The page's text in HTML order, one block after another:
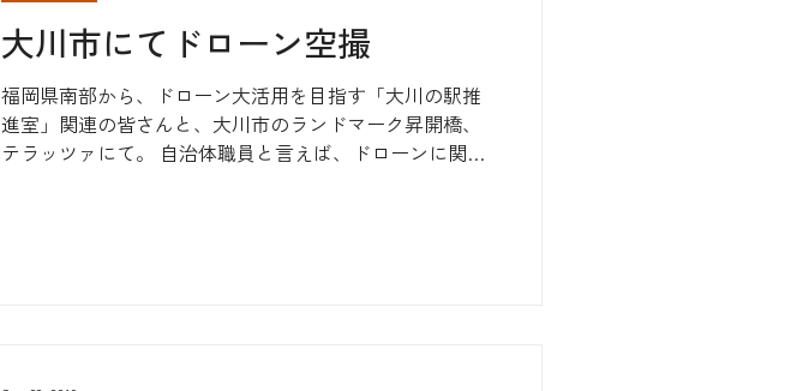
大川市にてドローン空撮
福岡県南部から、ドローン大活用を目指す「大川の駅推
進室」関連の皆さんと、大川市のランドマーク昇開橋、
テラッツァにて。 自治体職員と言えば、ドローンに関し